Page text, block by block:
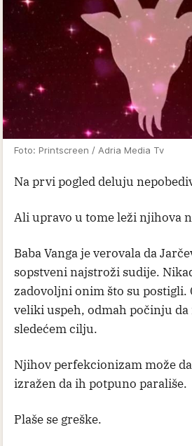
Foto: Printscreen / Adria Media Tv
Na prvi pogled deluju
Ali upravo u tome leži njihova
Baba Vanga je verovala da
sopstveni najstroži sudije.
zadovoljni onim što su postigli.
veliki uspeh, odmah počinju
sledećem cilju.
Njihov perfekcionizam može
izražen da ih potpuno parališe.
Plaše se greške.